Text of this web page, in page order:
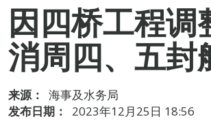
因四桥工程
消周四、五封
来源：
海事及水务局
发布日期：
2023年12月25日 18:56